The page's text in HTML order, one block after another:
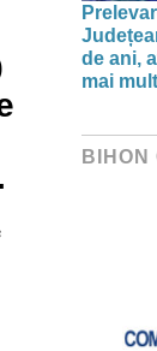
de ani,
mai
BIHON